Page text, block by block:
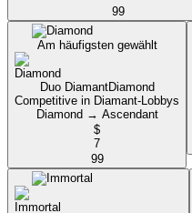
99
Am häufigsten gewählt
Duo DiamantDiamond
Competitive in Diamant-Lobbys
Diamond → Ascendant
$
7
99